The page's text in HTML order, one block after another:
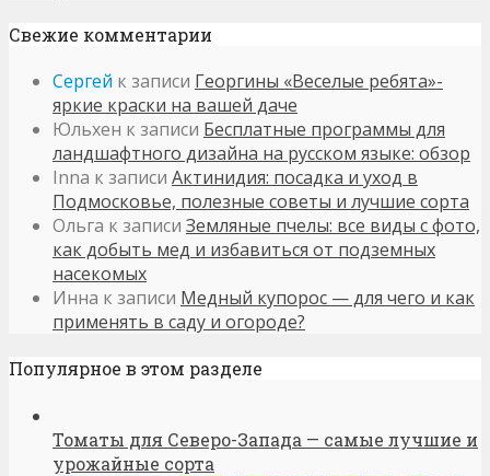
Свежие комментарии
Сергей к записи Георгины «Веселые ребята»-
яркие краски на вашей даче
Юльхен к записи Бесплатные программы для
ландшафтного дизайна на русском языке: обзор
Inna к записи Актинидия: посадка и уход в
Подмосковье, полезные советы и лучшие сорта
Ольга к записи Земляные пчелы: все виды с фото,
как добыть мед и избавиться от подземных
насекомых
Инна к записи Медный купорос — для чего и как
применять в саду и огороде?
Популярное в этом разделе
Томаты для Северо-Запада — самые лучшие и
урожайные сорта